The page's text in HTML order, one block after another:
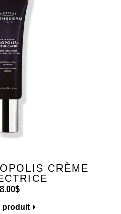
CRÈME
$
produit